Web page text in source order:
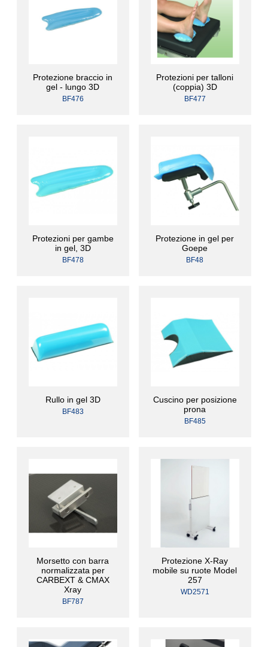
Protezione braccio in
gel - lungo 3D
BF476
Protezioni per talloni
(coppia) 3D
BF477
Protezioni per gambe
in gel, 3D
BF478
Protezione in gel per
Goepe
BF48
Rullo in gel 3D
BF483
Cuscino per posizione
prona
BF485
Morsetto con barra
normalizzata per
CARBEXT & CMAX
Xray
BF787
Protezione X-Ray
mobile su ruote Model
257
WD2571